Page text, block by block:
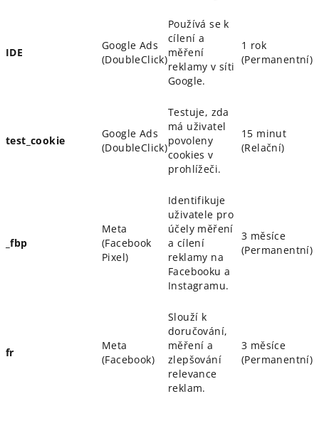
IDE
Google Ads
(DoubleClick)
Používá se k
cílení a
měření
reklamy v síti
Google.
1 rok
(Permanentní)
test_cookie
Google Ads
(DoubleClick)
Testuje, zda
má uživatel
povoleny
cookies v
prohlížeči.
15 minut
(Relační)
_fbp
Meta
(Facebook
Pixel)
Identifikuje
uživatele pro
účely měření
a cílení
reklamy na
Facebooku a
Instagramu.
3 měsíce
(Permanentní)
fr
Meta
(Facebook)
Slouží k
doručování,
měření a
zlepšování
relevance
reklam.
3 měsíce
(Permanentní)